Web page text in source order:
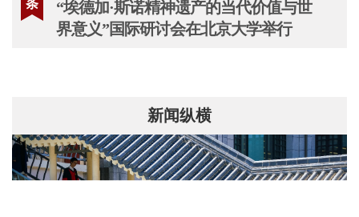
条
“埃德加·斯诺精神遗产的当代价值与世
界意义”国际研讨会在北京大学举行
新闻纵横